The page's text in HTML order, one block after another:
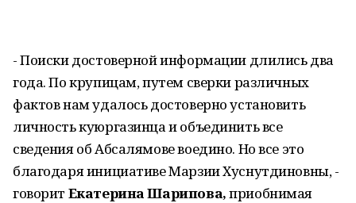
- Поиски достоверной информации длились два
года. По крупицам, путем сверки различных
фактов нам удалось достоверно установить
личность куюргазинца и объединить все
сведения об Абсалямове воедино. Но все это
благодаря инициативе Марзии Хуснутдиновны, -
говорит Екатерина Шарипова,приобнимая